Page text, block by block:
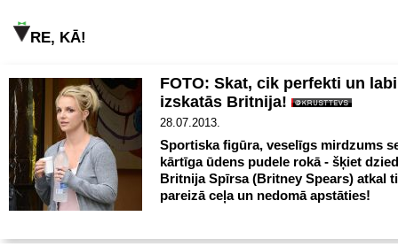
RE, KĀ!
FOTO: Skat, cik perfekti un
izskatās Britnija!
28.07.2013.
Sportiska figūra, veselīgs mirdzums
kārtīga ūdens pudele rokā - šķiet
Britnija Spīrsa (Britney Spears) atkal
pareizā ceļa un nedomā apstāties!